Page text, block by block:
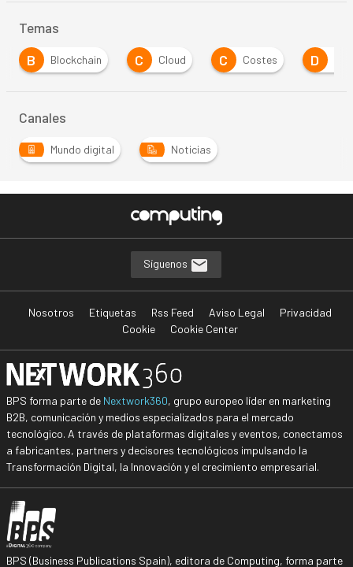
Temas
Blockchain C Cloud C Costes D
Canales
Mundo digital Noticias
Síguenos
Nosotros Etiquetas Rss Feed Aviso Legal
Privacidad
Cookie
Cookie Center
BPS forma parte de Nextwork360, grupo europeo líder en marketing
B2B, comunicación y medios especializados para el mercado
tecnológico. A través de plataformas digitales y eventos, conectamos
a fabricantes, partners y decisores tecnológicos impulsando la
Transformación Digital, la Innovación y el crecimiento empresarial.
BPS (Business Publications Spain), editora de Computing, forma parte